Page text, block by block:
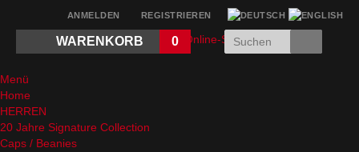
REGISTRIEREN
ANMELDEN
WARENKORB 0
Menü
Home
HERREN
20 Jahre Signature Collection
Caps / Beanies